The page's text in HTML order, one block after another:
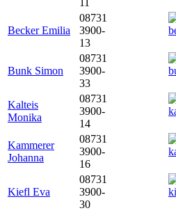
Becker Emilia
08731
3900-
13
Bunk Simon
08731
3900-
33
Kalteis
Monika
08731
3900-
14
Kammerer
Johanna
08731
3900-
16
Kiefl Eva
08731
3900-
30